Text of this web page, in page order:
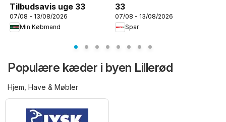
Tilbudsavis uge 33
07/08 - 13/08/2026
Min Købmand
33
07/08 - 13/08/2026
Spar
Populære kæder i byen Lillerød
Hjem, Have & Møbler